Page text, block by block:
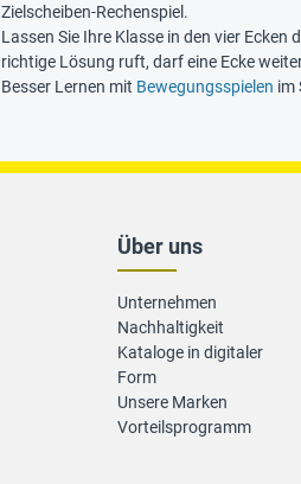
Zielscheiben-Rechenspiel.
Lassen Sie Ihre Klasse in den vier
richtige Lösung ruft, darf eine Ecke
Besser Lernen mit Bewegungsspielen im
Über uns
Unternehmen
Nachhaltigkeit
Kataloge in digitaler
Form
Unsere Marken
Vorteilsprogramm